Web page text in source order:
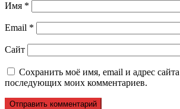
Имя *
Email *
Сайт
Сохранить моё имя, email и адрес
последующих моих комментариев.